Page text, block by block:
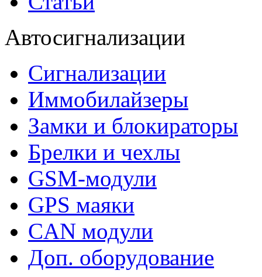
Автосигнализации
Сигнализации
Иммобилайзеры
Замки и блокираторы
Брелки и чехлы
GSM-модули
GPS маяки
CAN модули
Доп. оборудование